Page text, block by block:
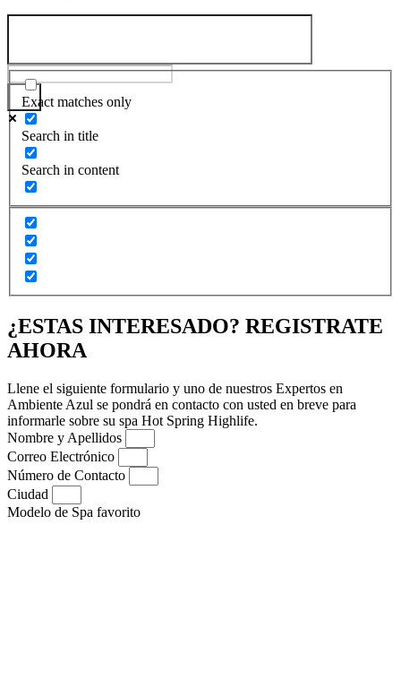
Exact matches only
Search in title
Search in content
¿ESTAS INTERESADO? REGISTRATE
AHORA
Llene el siguiente formulario y uno de nuestros Expertos en
Ambiente Azul se pondrá en contacto con usted en breve para
informarle sobre su spa Hot Spring Highlife.
Nombre y Apellidos
Correo Electrónico
Número de Contacto
Ciudad
Modelo de Spa favorito